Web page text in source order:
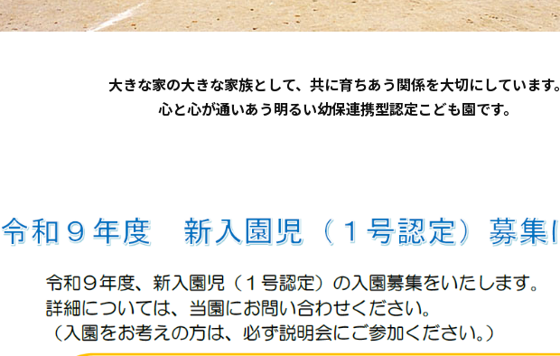
大きな家の大きな家族として、共に育ちあう関係を大切にしています。
心と心が通いあう明るい幼保連携型認定こども園です。